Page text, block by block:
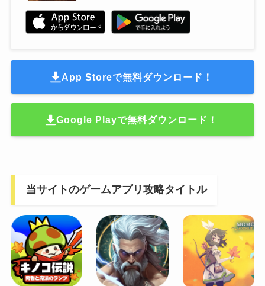
App Storeで無料ダウンロード！
Google Playで無料ダウンロード！
当サイトのゲームアプリ攻略タイトル